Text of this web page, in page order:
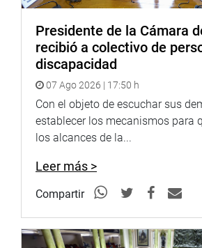
encargada de investigar el
pago de presuntas coimas
a funcionarios peruanos
por parte de Empresa
Brasileñas Odebrecht,
Camargo Correa, OAS,
Andrade Gutiérrez, Quiroz
Galvao y otras, desde el
inicio de sus actividades
hasta la fecha, por
cualquier forma de contrato
con el Estado Peruano
-Congresista Juan Pari
Choquecota
Presidente de la Cámara
recibió a colectivo de
discapacidad
07 Ago 2026 | 17:50 h
Con el objeto de escuchar sus
establecer los mecanismos para
los alcances de la...
Leer más >
Compartir